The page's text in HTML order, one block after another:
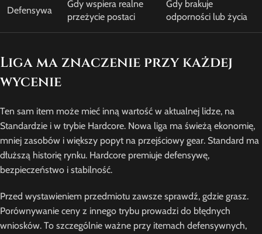
Defensywa
Gdy wspiera realne
przeżycie postaci
Gdy brakuje
odporności lub życia
Liga ma znaczenie przy każdej
wycenie
Ten sam item może mieć inną wartość w aktualnej lidze, na
Standardzie i w trybie Hardcore. Nowa liga ma świeżą ekonomię,
mniej zasobów i większy popyt na przejściowy gear. Standard ma
dłuższą historię rynku. Hardcore premiuje defensywę,
bezpieczeństwo i stabilność.
Przed wystawieniem przedmiotu zawsze sprawdź, gdzie grasz.
Porównywanie ceny z innego trybu prowadzi do błędnych
wniosków. To szczególnie ważne przy itemach defensywnych,